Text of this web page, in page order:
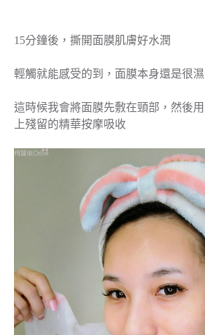
15分鐘後，撕開面膜肌膚好水潤
輕觸就能感受的到，面膜本身還是很濕
這時候我會將面膜先敷在頸部，然後
上殘留的精華按摩吸收